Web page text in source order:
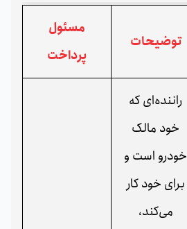
توضیحات
مسئول
پرداخت
راننده‌ای که
خود مالک
خودرو است و
برای خود کار
می‌کند،